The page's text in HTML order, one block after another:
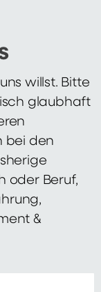
willst. Bitte
glaubhaft
bei den
oder Beruf,
&